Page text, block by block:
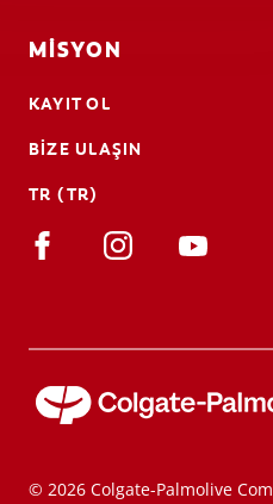
MISYON
KAYIT OL
BIZE ULAŞIN
TR (TR)
© 2026 Colgate-Palmolive